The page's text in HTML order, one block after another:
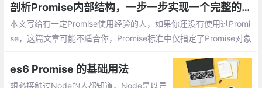
剖析Promise内部结构，一步一步实现一个完整的、能通过所有Test case的Promise类
本文写给有一定Promise使用经验的人，如果你还没有使用过Promi
se，这篇文章可能不适合你，Promise标准中仅指定了Promise对象
es6 Promise 的基础用法
想必接触过Node的人都知道，Node是以异